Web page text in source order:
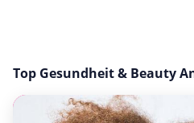
Top Gesundheit & Beauty